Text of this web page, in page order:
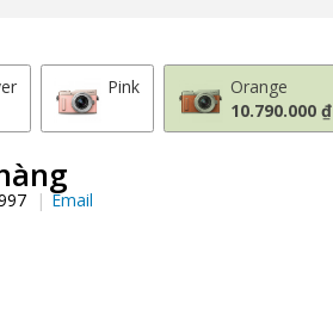
Pink
Orange
10.790.000 ₫
Email